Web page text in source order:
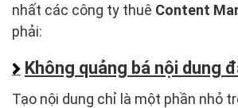
nhất các công ty thuê Content
phải:
Không quảng bá nội dung
Tạo nội dung chỉ là một phần nhỏ